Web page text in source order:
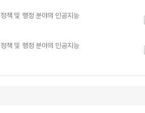
책 및 행정 분야의 인공지능
책 및 행정 분야의 인공지능